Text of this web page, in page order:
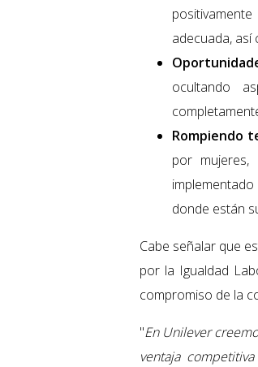
adecuada,
ocultando
Rompiendo
por mujeres,
donde están
Cabe señalar que
por la Igualdad
compromiso de la
"En Unilever
ventaja